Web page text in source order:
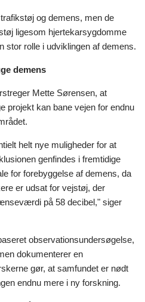
og demens, men de
ligesom hjertekarsygdomme
stor rolle i udviklingen af demens.
demens
Mette Sørensen, at
projekt kan bane vejen for endnu
helt nye muligheder for at
genfindes i fremtidige
for forebyggelse af demens, da
er udsat for vejstøj, der
på 58 decibel," siger
observationsundersøgelse,
dokumenterer en
gør, at samfundet er nødt
endnu mere i ny forskning.